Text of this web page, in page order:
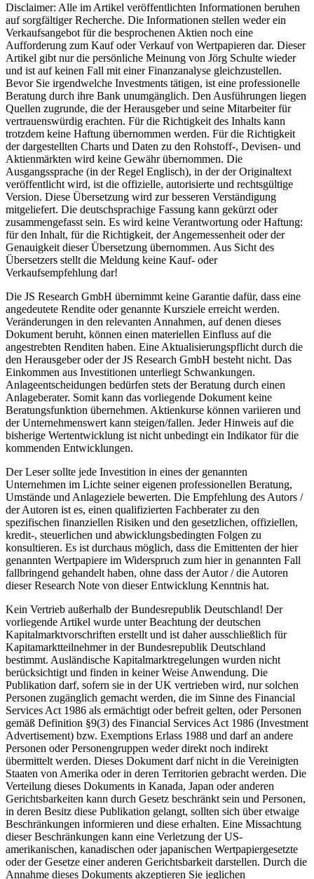
Disclaimer: Alle im Artikel veröffentlichten Informationen beruhen
auf sorgfältiger Recherche. Die Informationen stellen weder ein
Verkaufsangebot für die besprochenen Aktien noch eine
Aufforderung zum Kauf oder Verkauf von Wertpapieren dar. Dieser
Artikel gibt nur die persönliche Meinung von Jörg Schulte wieder
und ist auf keinen Fall mit einer Finanzanalyse gleichzustellen.
Bevor Sie irgendwelche Investments tätigen, ist eine professionelle
Beratung durch ihre Bank unumgänglich. Den Ausführungen liegen
Quellen zugrunde, die der Herausgeber und seine Mitarbeiter für
vertrauenswürdig erachten. Für die Richtigkeit des Inhalts kann
trotzdem keine Haftung übernommen werden. Für die Richtigkeit
der dargestellten Charts und Daten zu den Rohstoff-, Devisen- und
Aktienmärkten wird keine Gewähr übernommen. Die
Ausgangssprache (in der Regel Englisch), in der der Originaltext
veröffentlicht wird, ist die offizielle, autorisierte und rechtsgültige
Version. Diese Übersetzung wird zur besseren Verständigung
mitgeliefert. Die deutschsprachige Fassung kann gekürzt oder
zusammengefasst sein. Es wird keine Verantwortung oder Haftung:
für den Inhalt, für die Richtigkeit, der Angemessenheit oder der
Genauigkeit dieser Übersetzung übernommen. Aus Sicht des
Übersetzers stellt die Meldung keine Kauf- oder
Verkaufsempfehlung dar!
Die JS Research GmbH übernimmt keine Garantie dafür, dass eine
angedeutete Rendite oder genannte Kursziele erreicht werden.
Veränderungen in den relevanten Annahmen, auf denen dieses
Dokument beruht, können einen materiellen Einfluss auf die
angestrebten Renditen haben. Eine Aktualisierungspflicht durch die
den Herausgeber oder der JS Research GmbH besteht nicht. Das
Einkommen aus Investitionen unterliegt Schwankungen.
Anlageentscheidungen bedürfen stets der Beratung durch einen
Anlageberater. Somit kann das vorliegende Dokument keine
Beratungsfunktion übernehmen. Aktienkurse können variieren und
der Unternehmenswert kann steigen/fallen. Jeder Hinweis auf die
bisherige Wertentwicklung ist nicht unbedingt ein Indikator für die
kommenden Entwicklungen.
Der Leser sollte jede Investition in eines der genannten
Unternehmen im Lichte seiner eigenen professionellen Beratung,
Umstände und Anlageziele bewerten. Die Empfehlung des Autors /
der Autoren ist es, einen qualifizierten Fachberater zu den
spezifischen finanziellen Risiken und den gesetzlichen, offiziellen,
kredit-, steuerlichen und abwicklungsbedingten Folgen zu
konsultieren. Es ist durchaus möglich, dass die Emittenten der hier
genannten Wertpapiere im Widerspruch zum hier in genannten Fall
fallbringend gehandelt haben, ohne dass der Autor / die Autoren
dieser Research Note von dieser Entwicklung Kenntnis hat.
Kein Vertrieb außerhalb der Bundesrepublik Deutschland! Der
vorliegende Artikel wurde unter Beachtung der deutschen
Kapitalmarktvorschriften erstellt und ist daher ausschließlich für
Kapitamarktteilnehmer in der Bundesrepublik Deutschland
bestimmt. Ausländische Kapitalmarktregelungen wurden nicht
berücksichtigt und finden in keiner Weise Anwendung. Die
Publikation darf, sofern sie in der UK vertrieben wird, nur solchen
Personen zugänglich gemacht werden, die im Sinne des Financial
Services Act 1986 als ermächtigt oder befreit gelten, oder Personen
gemäß Definition §9(3) des Financial Services Act 1986 (Investment
Advertisement) bzw. Exemptions Erlass 1988 und darf an andere
Personen oder Personengruppen weder direkt noch indirekt
übermittelt werden. Dieses Dokument darf nicht in die Vereinigten
Staaten von Amerika oder in deren Territorien gebracht werden. Die
Verteilung dieses Dokuments in Kanada, Japan oder anderen
Gerichtsbarkeiten kann durch Gesetz beschränkt sein und Personen,
in deren Besitz diese Publikation gelangt, sollten sich über etwaige
Beschränkungen informieren und diese erhalten. Eine Missachtung
dieser Beschränkungen kann eine Verletzung der US-
amerikanischen, kanadischen oder japanischen Wertpapiergesetzte
oder der Gesetze einer anderen Gerichtsbarkeit darstellen. Durch die
Annahme dieses Dokuments akzeptieren Sie jeglichen